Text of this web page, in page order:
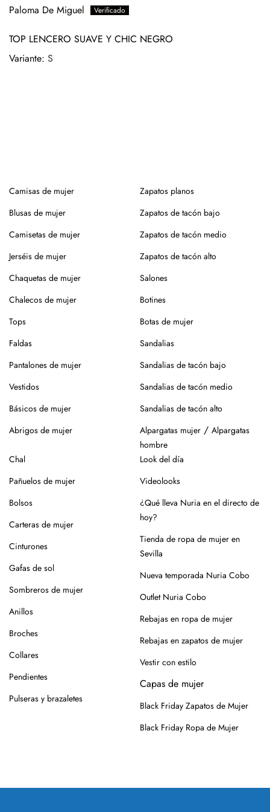
productos específicos para calzado de piel. Guarda en
alejados de fuentes de calor.
Para los modelos de yute, evita mojar la suela. En caso de
Paloma De Miguel
TOP LENCERO SUAVE Y CHIC NEGRO
S
Camisas de mujer
Blusas de mujer
Camisetas de mujer
Jerséis de mujer
Chaquetas de mujer
Chalecos de mujer
Tops
Faldas
Pantalones de mujer
Vestidos
Básicos de mujer
Abrigos de mujer
Zapatos planos
Zapatos de tacón bajo
Zapatos de tacón medio
Zapatos de tacón alto
Salones
Botines
Botas de mujer
Sandalias
Sandalias de tacón bajo
Sandalias de tacón medio
Sandalias de tacón alto
Alpargatas mujer / Alpargatas
hombre
Chal
Pañuelos de mujer
Bolsos
Carteras de mujer
Cinturones
Gafas de sol
Sombreros de mujer
Anillos
Broches
Collares
Pendientes
Pulseras y brazaletes
Look del día
Videolooks
¿Qué lleva Nuria en el directo de
hoy?
Tienda de ropa de mujer en
Sevilla
Nueva temporada Nuria Cobo
Outlet Nuria Cobo
Rebajas en ropa de mujer
Rebajas en zapatos de mujer
Vestir con estilo
Capas de mujer
Black Friday Zapatos de Mujer
Black Friday Ropa de Mujer